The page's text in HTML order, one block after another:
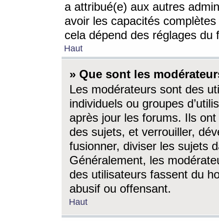
a attribué(e) aux autres
avoir les capacités
cela dépend des réglages du
Haut
» Que sont les
Les modérateurs sont des
individuels ou groupes
après jour les forums. Ils ont
des sujets, et verrouiller,
fusionner, diviser les sujets
Généralement, les
des utilisateurs fassent du
abusif ou offensant.
Haut